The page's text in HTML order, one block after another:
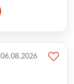
06.08.2026